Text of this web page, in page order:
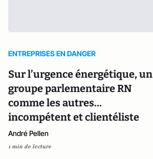
ENTREPRISES EN DANGER
Sur l’urgence énergétique, un
groupe parlementaire RN
comme les autres…
incompétent et clientéliste
André Pellen
1 min de lecture